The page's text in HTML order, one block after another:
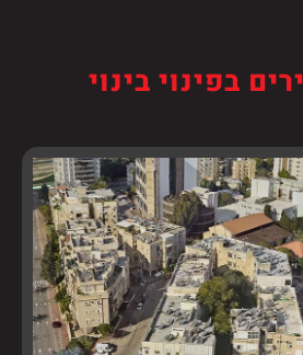
בפינוי בינוי